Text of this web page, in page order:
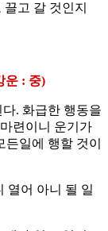
고 갈 것인지
운 : 중)
. 화급한 행동을
련이니 운기가
일에 행할 것이
열어 아니 될 일